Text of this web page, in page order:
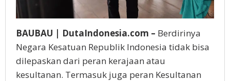
BAUBAU | DutaIndonesia.com – Berdirinya
Negara Kesatuan Republik Indonesia tidak bisa
dilepaskan dari peran kerajaan atau
kesultanan. Termasuk juga peran Kesultanan